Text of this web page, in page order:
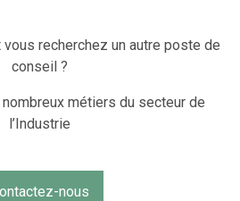
recherchez un autre poste de
conseil ?
métiers du secteur de
l’Industrie
nous